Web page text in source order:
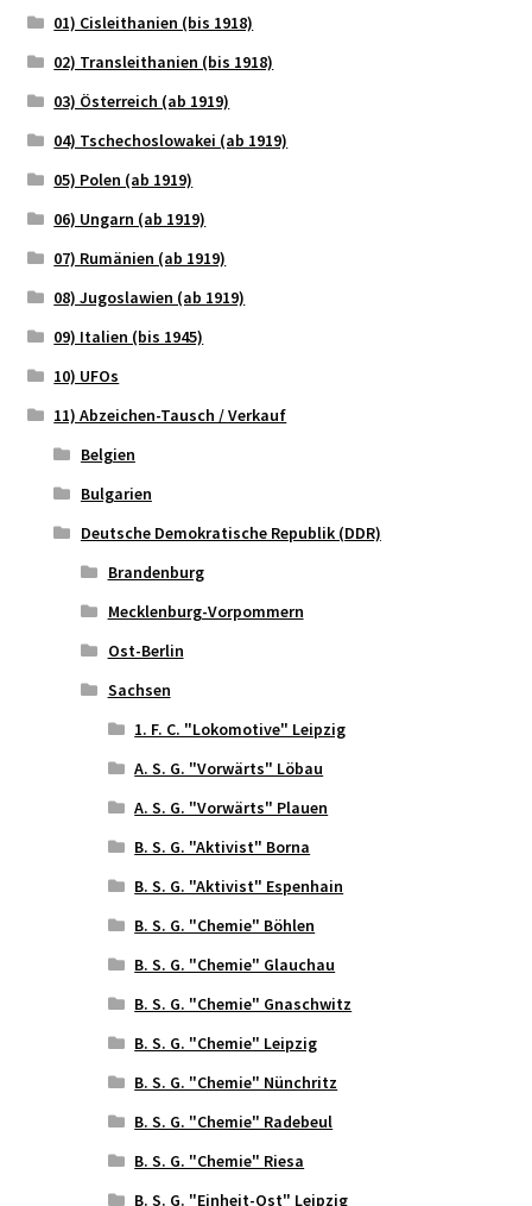
01) Cisleithanien (bis 1918)
02) Transleithanien (bis 1918)
03) Österreich (ab 1919)
04) Tschechoslowakei (ab 1919)
05) Polen (ab 1919)
06) Ungarn (ab 1919)
07) Rumänien (ab 1919)
08) Jugoslawien (ab 1919)
09) Italien (bis 1945)
10) UFOs
11) Abzeichen-Tausch / Verkauf
Belgien
Bulgarien
Deutsche Demokratische Republik (DDR)
Brandenburg
Mecklenburg-Vorpommern
Ost-Berlin
Sachsen
1. F. C. "Lokomotive" Leipzig
A. S. G. "Vorwärts" Löbau
A. S. G. "Vorwärts" Plauen
B. S. G. "Aktivist" Borna
B. S. G. "Aktivist" Espenhain
B. S. G. "Chemie" Böhlen
B. S. G. "Chemie" Glauchau
B. S. G. "Chemie" Gnaschwitz
B. S. G. "Chemie" Leipzig
B. S. G. "Chemie" Nünchritz
B. S. G. "Chemie" Radebeul
B. S. G. "Chemie" Riesa
B. S. G. "Einheit-Ost" Leipzig